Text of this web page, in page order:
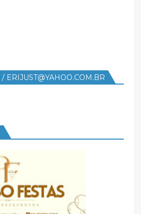
ERIJUST@YAHOO.COM.BR